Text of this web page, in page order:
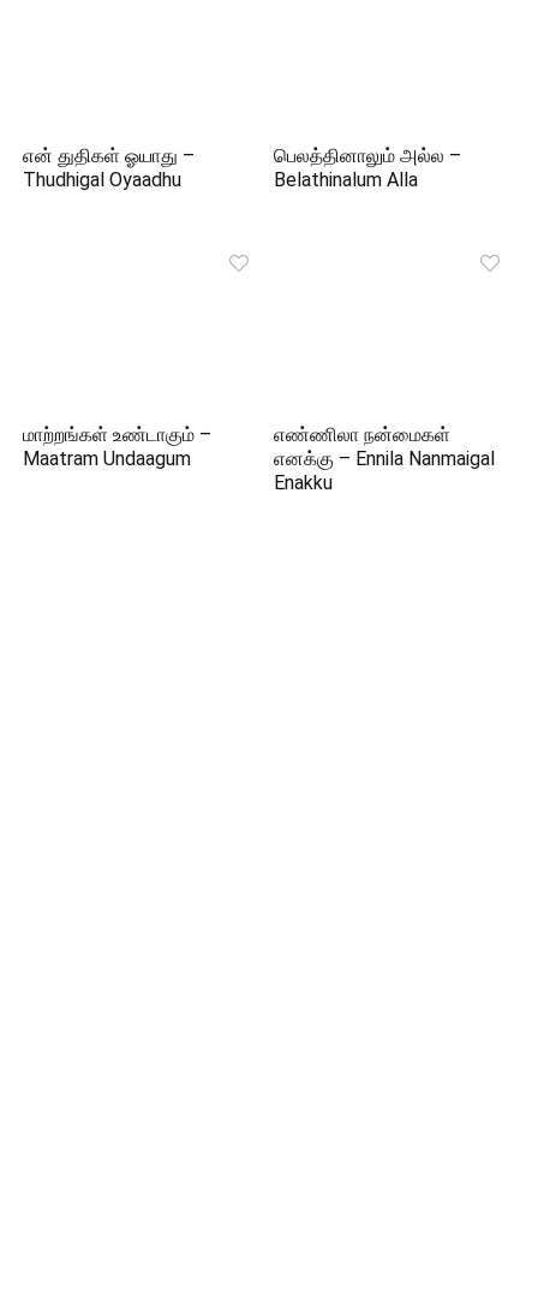
என் துதிகள் ஓயாது –
Thudhigal Oyaadhu
பெலத்தினாலும் அல்ல –
Belathinalum Alla
மாற்றங்கள் உண்டாகும் –
Maatram Undaagum
எண்ணிலா நன்மைகள்
எனக்கு – Ennila Nanmaigal
Enakku